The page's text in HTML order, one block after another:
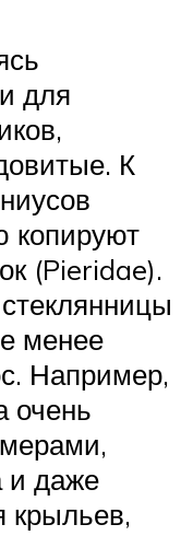
для
К
копируют
(Pieridae).
менее
Например,
очень
и даже
крыльев,